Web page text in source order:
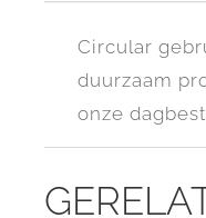
Circular
duurzaam
onze